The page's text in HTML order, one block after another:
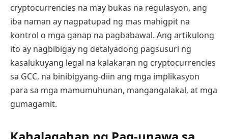
cryptocurrencies na may bukas na regulasyon, ang
iba naman ay nagpatupad ng mas mahigpit na
kontrol o mga ganap na pagbabawal. Ang artikulong
ito ay nagbibigay ng detalyadong pagsusuri ng
kasalukuyang legal na kalakaran ng cryptocurrencies
sa GCC, na binibigyang-diin ang mga implikasyon
para sa mga mamumuhunan, mangangalakal, at mga
gumagamit.